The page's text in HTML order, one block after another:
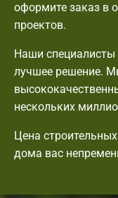
оформите заказ в
проектов.
Наши специалисты
лучшее решение.
нескольких
Цена
дома вас